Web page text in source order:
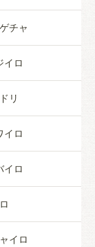
チャ
イロ
リ
イロ
イロ
イロ